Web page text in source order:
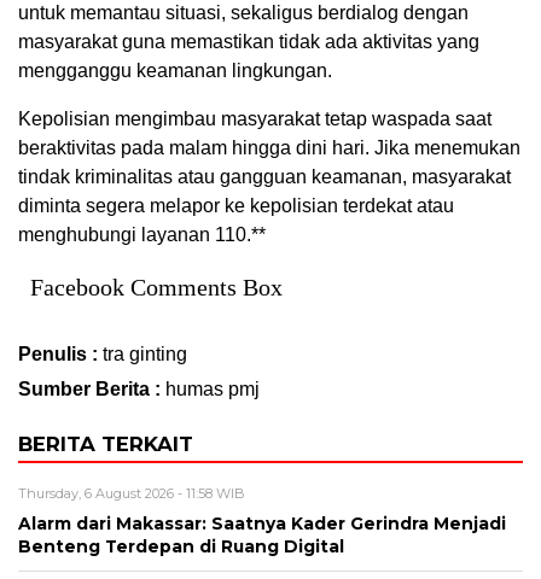
untuk memantau situasi, sekaligus berdialog dengan
masyarakat guna memastikan tidak ada aktivitas yang
mengganggu keamanan lingkungan.
Kepolisian mengimbau masyarakat tetap waspada saat
beraktivitas pada malam hingga dini hari. Jika menemukan
tindak kriminalitas atau gangguan keamanan, masyarakat
diminta segera melapor ke kepolisian terdekat atau
menghubungi layanan 110.**
Facebook Comments Box
Penulis : tra ginting
Sumber Berita : humas pmj
BERITA TERKAIT
Thursday, 6 August 2026 - 11:58 WIB
Alarm dari Makassar: Saatnya Kader Gerindra Menjadi
Benteng Terdepan di Ruang Digital